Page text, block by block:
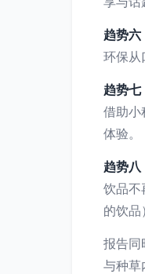
趋势六
环保从
趋势七
借助小
体验。
趋势八
饮品不
的饮品
报告同
与种草